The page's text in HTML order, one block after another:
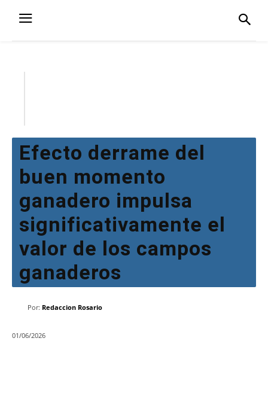
Efecto derrame del
buen momento
ganadero impulsa
significativamente el
valor de los campos
ganaderos
Por: Redaccion Rosario
01/06/2026